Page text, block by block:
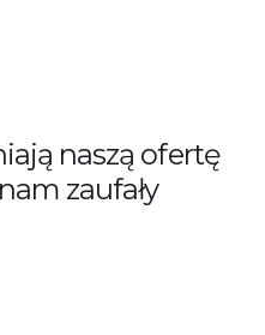
naszą ofertę
zaufały